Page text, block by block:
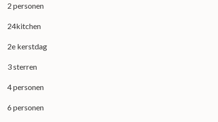
2 personen
24kitchen
2e kerstdag
3 sterren
4 personen
6 personen